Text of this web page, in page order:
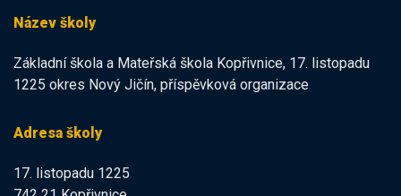
Název školy
Základní škola a Mateřská škola Kopřivnice, 17. listopadu
1225 okres Nový Jičín, příspěvková organizace
Adresa školy
17. listopadu 1225